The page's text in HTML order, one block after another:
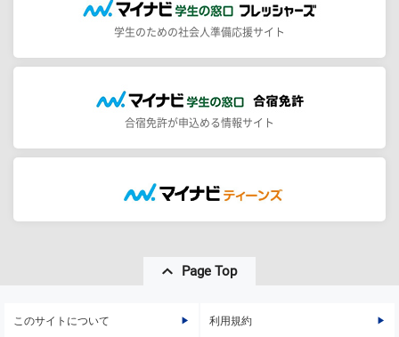
学生のための社会人準備応援サイト
合宿免許が申込める情報サイト
Page Top
このサイトについて 利用規約